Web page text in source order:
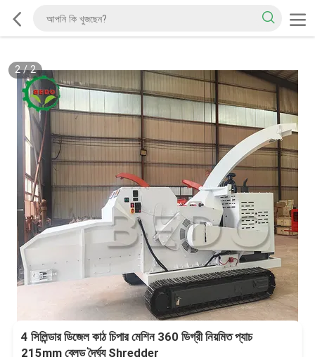
2/2
4 সিলিন্ডার ডিজেল কাঠ চিপার মেশিন 360 ডিগ্রী নিয়মিত প্যাচ
215mm ব্লেড দৈর্ঘ্য Shredder